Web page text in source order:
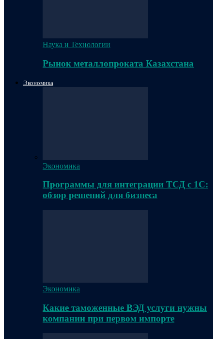
Наука и Технологии
Рынок металлопроката Казахстана
Экономика
Экономика
Программы для интеграции ТСД с 1С:
обзор решений для бизнеса
Экономика
Какие таможенные ВЭД услуги нужны
компании при первом импорте